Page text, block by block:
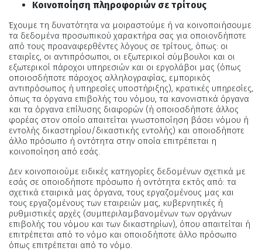
Κοινοποίηση πληροφοριών σε τρίτους
Έχουμε τη δυνατότητα να μοιραστούμε ή να κοινοποιήσουμε
τα δεδομένα προσωπικού χαρακτήρα σας για οποιονδήποτε
από τους προαναφερθέντες λόγους σε τρίτους, όπως: οι
εταιρίες, οι αντιπρόσωποι, οι εξωτερικοί σύμβουλοι και οι
εξωτερικοί πάροχοι υπηρεσιών και οι εργολάβοι μας (όπως
οποιοσδήποτε πάροχος αλληλογραφίας, εμπορικός
αντιπρόσωπος ή υπηρεσίες υποστήριξης), κρατικές υπηρεσίες,
όπως τα όργανα επιβολής του νόμου, τα κανονιστικά όργανα
και τα όργανα επίλυσης διαφορών (ή οποιοσδήποτε άλλος
φορέας στον οποίο απαιτείται γνωστοποίηση βάσει νόμου ή
εντολής δικαστηρίου/δικαστικής εντολής) και οποιοδήποτε
άλλο πρόσωπο ή οντότητα στην οποία επιτρέπεται η
κοινοποίηση από εσάς.
Δεν κοινοποιούμε ειδικές κατηγορίες δεδομένων σχετικά με
εσάς σε οποιοδήποτε πρόσωπο ή οντότητα εκτός από: τα
σχετικά εταιρικά μας όργανα, τους εργαζομένους μας και
τους εργαζομένους των εταιρειών μας, κυβερνητικές ή
ρυθμιστικές αρχές (συμπεριλαμβανομένων των οργάνων
επιβολής του νόμου και των δικαστηρίων), όπου απαιτείται ή
επιτρέπεται από το νόμο και οποιοδήποτε άλλο πρόσωπο
όπως επιτρέπεται από το νόμο.